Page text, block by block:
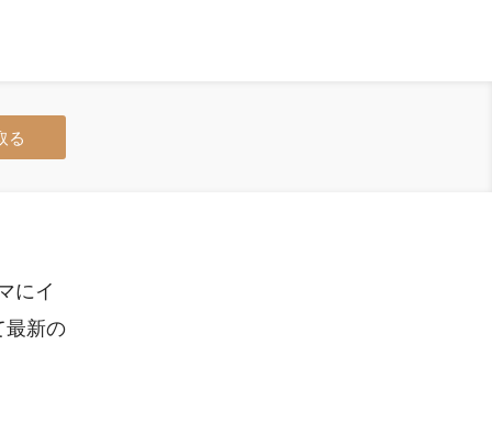
る
にイ
最新の